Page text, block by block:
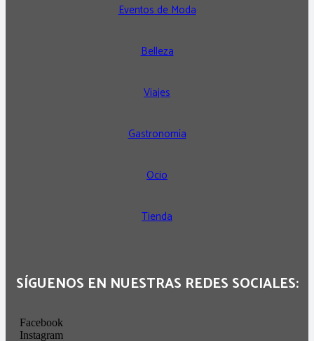
Eventos de Moda
Belleza
Viajes
Gastronomía
Ocio
Tienda
SÍGUENOS EN NUESTRAS REDES SOCIALES:
Facebook
Instagram